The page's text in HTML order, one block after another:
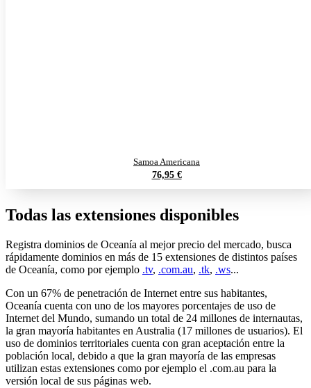
Samoa Americana
76,95 €
Todas las extensiones disponibles
Registra dominios de Oceanía al mejor precio del mercado, busca
rápidamente dominios en más de 15 extensiones de distintos países
de Oceanía, como por ejemplo .tv, .com.au, .tk, .ws...
Con un 67% de penetración de Internet entre sus habitantes,
Oceanía cuenta con uno de los mayores porcentajes de uso de
Internet del Mundo, sumando un total de 24 millones de internautas,
la gran mayoría habitantes en Australia (17 millones de usuarios). El
uso de dominios territoriales cuenta con gran aceptación entre la
población local, debido a que la gran mayoría de las empresas
utilizan estas extensiones como por ejemplo el .com.au para la
versión local de sus páginas web.